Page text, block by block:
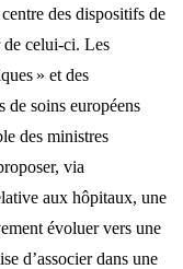
des dispositifs de
de celui-ci. Les
» et des
de soins européens
des ministres
via
aux hôpitaux, une
évoluer vers une
d’associer dans une